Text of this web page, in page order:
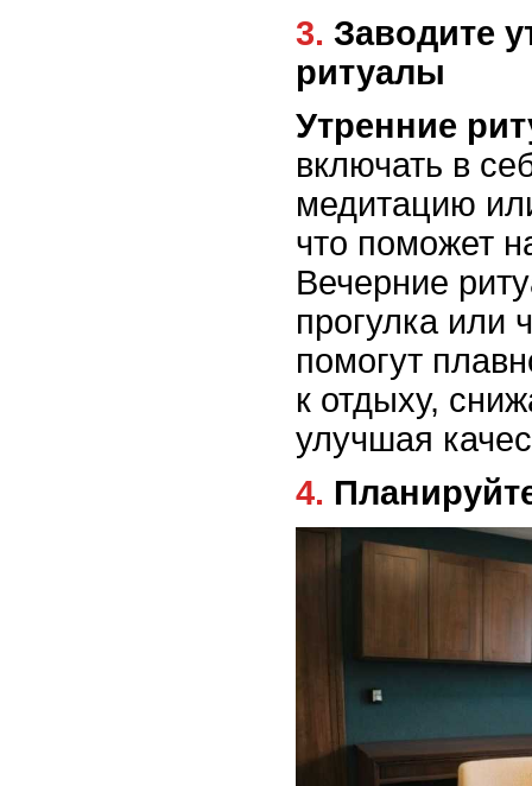
3. Заводите утренние и вечерние
ритуалы
Утренние
включать в
медитацию
что поможет
Вечерние
прогулка или
помогут
к отдыху,
улучшая
4.